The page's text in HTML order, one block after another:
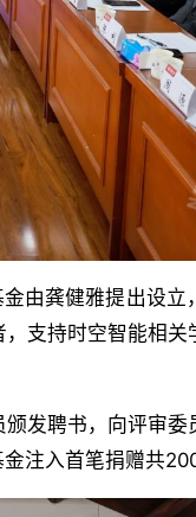
由龚健雅提出设
支持时空智能相
发聘书，向评审
注入首笔捐赠共